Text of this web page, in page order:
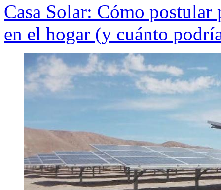
Casa Solar: Cómo
en el hogar (y cuánto